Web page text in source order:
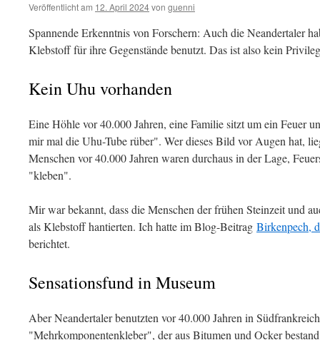
Veröffentlicht am 12. April 2024von guenni
Spannende Erkenntnis von Forschern: Auch die Neandertaler
Klebstoff für ihre Gegenstände benutzt. Das ist also kein
Kein Uhu vorhanden
Eine Höhle vor 40.000 Jahren, eine Familie sitzt um ein Feuer
mir mal die Uhu-Tube rüber". Wer dieses Bild vor Augen hat,
Menschen vor 40.000 Jahren waren durchaus in der Lage,
"kleben".
Mir war bekannt, dass die Menschen der frühen Steinzeit und
als Klebstoff hantierten. Ich hatte im Blog-Beitrag Birkenpech,
berichtet.
Sensationsfund in Museum
Aber Neandertaler benutzten vor 40.000 Jahren in
"Mehrkomponentenkleber", der aus Bitumen und Ocker